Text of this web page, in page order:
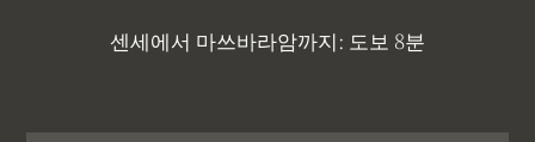
센세에서 마쓰바라암까지: 도보 8분